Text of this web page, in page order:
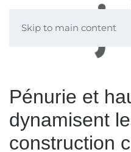
Skip to main content
Pénurie et
dynamisent
construction